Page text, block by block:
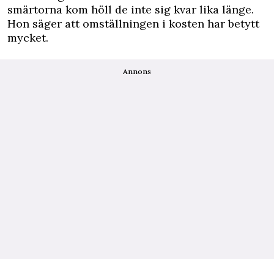
smärtorna kom höll de inte sig kvar lika länge.
Hon säger att omställningen i kosten har betytt
mycket.
Annons